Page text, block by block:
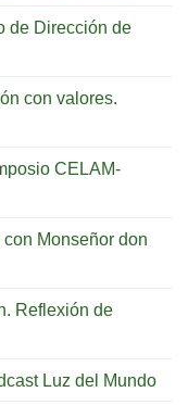
de Dirección de
con valores.
CELAM-
Monseñor don
Reflexión de
Luz del Mundo